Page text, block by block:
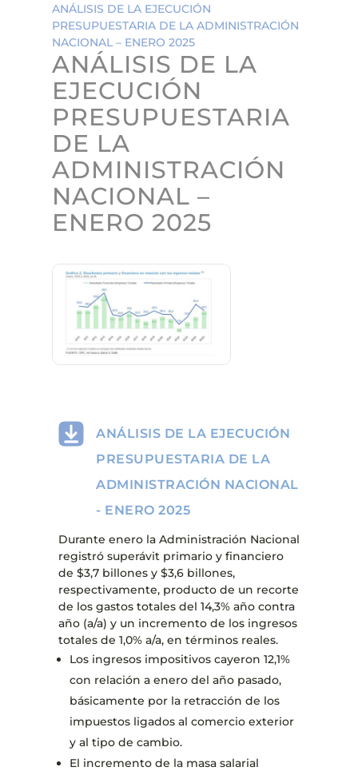
ANÁLISIS DE LA EJECUCIÓN
PRESUPUESTARIA DE LA ADMINISTRACIÓN
NACIONAL – ENERO 2025
ANÁLISIS DE LA
EJECUCIÓN
PRESUPUESTARIA
DE LA
ADMINISTRACIÓN
NACIONAL –
ENERO 2025
ANÁLISIS DE LA EJECUCIÓN
PRESUPUESTARIA DE LA
ADMINISTRACIÓN NACIONAL
- ENERO 2025
Durante enero la Administración Nacional
registró superávit primario y financiero
de $3,7 billones y $3,6 billones,
respectivamente, producto de un recorte
de los gastos totales del 14,3% año contra
año (a/a) y un incremento de los ingresos
totales de 1,0% a/a, en términos reales.
Los ingresos impositivos cayeron 12,1%
con relación a enero del año pasado,
básicamente por la retracción de los
impuestos ligados al comercio exterior
y al tipo de cambio.
El incremento de la masa salarial